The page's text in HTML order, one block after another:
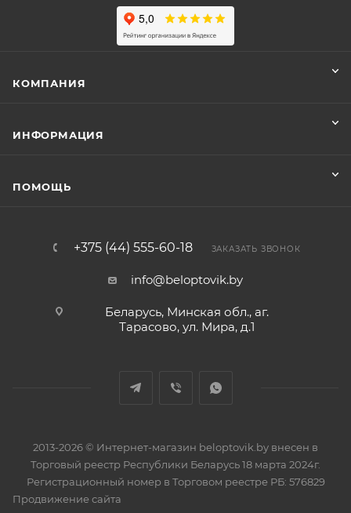
КОМПАНИЯ
ИНФОРМАЦИЯ
ПОМОЩЬ
+375 (44) 555-60-18 ЗАКАЗАТЬ ЗВОНОК
info@beloptovik.by
Беларусь, Минская обл., аг.
Тарасово, ул. Мира, д.1
2013-2026 © Интернет-магазин beloptovik.by внесен в
Торговый реестр Республики Беларусь 18 марта 2024г.
Регистрационный номер в Торговом реестре РБ: 576829
Продвижение сайта